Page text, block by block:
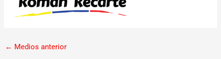
← Medios anterior